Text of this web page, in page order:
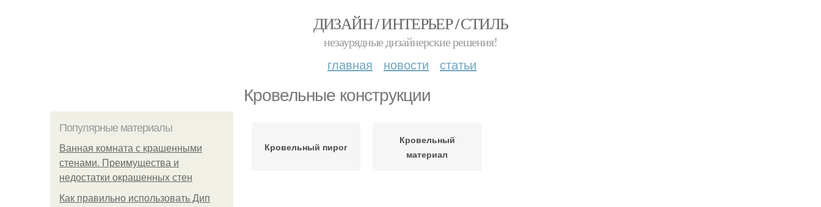
ДИЗАЙН / ИНТЕРЬЕР / СТИЛЬ
незаурядные дизайнерские решения!
главная новости статьи
Кровельные конструкции
Популярные материалы
Ванная комната с крашенными
стенами. Преимущества и
недостатки окрашенных стен
Как правильно использовать Дип
Кровельный пирог
Кровельный
материал